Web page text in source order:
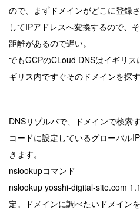
ので、まずドメインがどこに登録
してIPアドレスへ変換するので、
距離があるので遅い。
でもGCPのCLoud DNSはイギリ
ギリス内ですぐそのドメインを探
DNSリゾルバで、ドメインで検索
コードに設定しているグローバル
きます。
nslookupコマンド
nslookup yosshi-digital-site.com
定。ドメインに調べたいドメインを